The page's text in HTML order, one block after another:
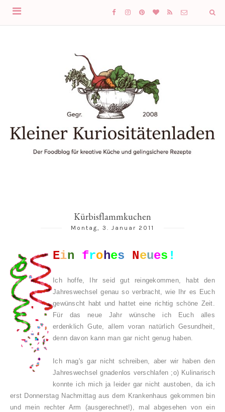
Kürbisflammkuchen
Montag, 3. Januar 2011
Ein frohes Neues !
Ich hoffe, Ihr seid gut reingekommen, habt den
Jahreswechsel genau so verbracht, wie Ihr es Euch
gewünscht habt und hattet eine richtig schöne Zeit.
Für das neue Jahr wünsche ich Euch alles
erdenklich Gute, allem voran natürlich Gesundheit,
denn davon kann man gar nicht genug haben.
Ich mag's gar nicht schreiben, aber wir haben den
Jahreswechsel gnadenlos verschlafen ;o) Kulinarisch
konnte ich mich ja leider gar nicht austoben, da ich
erst Donnerstag Nachmittag aus dem Krankenhaus gekommen bin
und mein rechter Arm (ausgerechnet!), mal abgesehen von ein